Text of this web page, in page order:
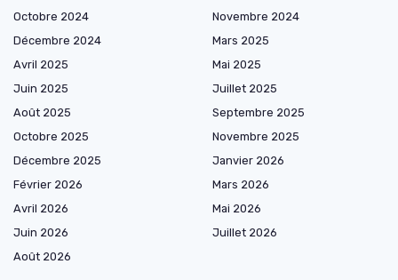
Octobre 2024
Novembre 2024
Décembre 2024
Mars 2025
Avril 2025
Mai 2025
Juin 2025
Juillet 2025
Août 2025
Septembre 2025
Octobre 2025
Novembre 2025
Décembre 2025
Janvier 2026
Février 2026
Mars 2026
Avril 2026
Mai 2026
Juin 2026
Juillet 2026
Août 2026